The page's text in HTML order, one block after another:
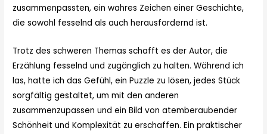
zusammenpassten, ein wahres Zeichen einer Geschichte,
die sowohl fesselnd als auch herausfordernd ist.
Trotz des schweren Themas schafft es der Autor, die
Erzählung fesselnd und zugänglich zu halten. Während ich
las, hatte ich das Gefühl, ein Puzzle zu lösen, jedes Stück
sorgfältig gestaltet, um mit den anderen
zusammenzupassen und ein Bild von atemberaubender
Schönheit und Komplexität zu erschaffen. Ein praktischer